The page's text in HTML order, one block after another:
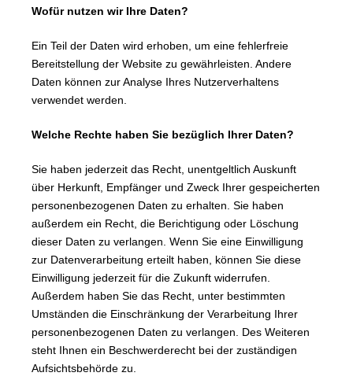
Wofür nutzen wir Ihre Daten?
Ein Teil der Daten wird erhoben, um eine fehlerfreie
Bereitstellung der Website zu gewährleisten. Andere
Daten können zur Analyse Ihres Nutzerverhaltens
verwendet werden.
Welche Rechte haben Sie bezüglich Ihrer Daten?
Sie haben jederzeit das Recht, unentgeltlich Auskunft
über Herkunft, Empfänger und Zweck Ihrer gespeicherten
personenbezogenen Daten zu erhalten. Sie haben
außerdem ein Recht, die Berichtigung oder Löschung
dieser Daten zu verlangen. Wenn Sie eine Einwilligung
zur Datenverarbeitung erteilt haben, können Sie diese
Einwilligung jederzeit für die Zukunft widerrufen.
Außerdem haben Sie das Recht, unter bestimmten
Umständen die Einschränkung der Verarbeitung Ihrer
personenbezogenen Daten zu verlangen. Des Weiteren
steht Ihnen ein Beschwerderecht bei der zuständigen
Aufsichtsbehörde zu.